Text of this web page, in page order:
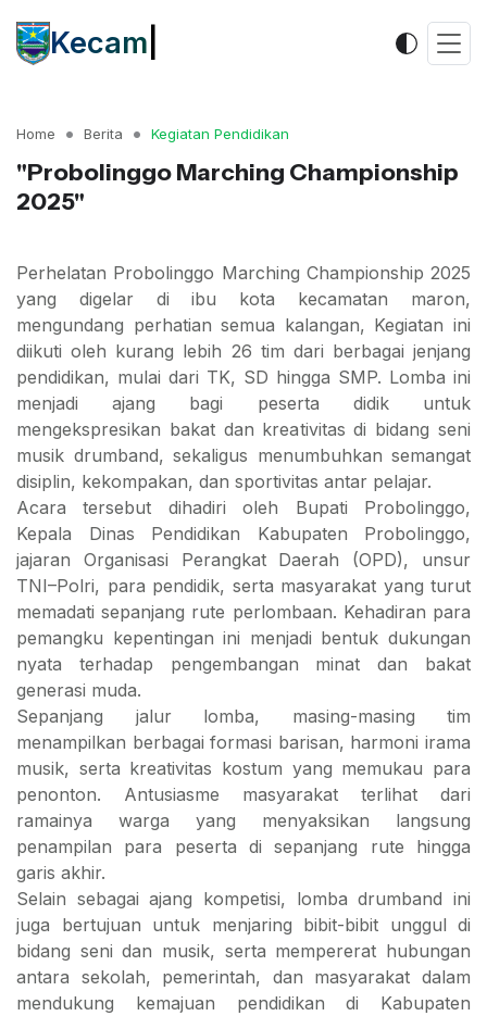
Kecamata
Home Berita Kegiatan Pendidikan
"Probolinggo Marching Championship
2025"
Perhelatan Probolinggo Marching Championship 2025
yang digelar di ibu kota kecamatan maron,
mengundang perhatian semua kalangan, Kegiatan ini
diikuti oleh kurang lebih 26 tim dari berbagai jenjang
pendidikan, mulai dari TK, SD hingga SMP. Lomba ini
menjadi ajang bagi peserta didik untuk
mengekspresikan bakat dan kreativitas di bidang seni
musik drumband, sekaligus menumbuhkan semangat
disiplin, kekompakan, dan sportivitas antar pelajar.
Acara tersebut dihadiri oleh Bupati Probolinggo,
Kepala Dinas Pendidikan Kabupaten Probolinggo,
jajaran Organisasi Perangkat Daerah (OPD), unsur
TNI–Polri, para pendidik, serta masyarakat yang turut
memadati sepanjang rute perlombaan. Kehadiran para
pemangku kepentingan ini menjadi bentuk dukungan
nyata terhadap pengembangan minat dan bakat
generasi muda.
Sepanjang jalur lomba, masing-masing tim
menampilkan berbagai formasi barisan, harmoni irama
musik, serta kreativitas kostum yang memukau para
penonton. Antusiasme masyarakat terlihat dari
ramainya warga yang menyaksikan langsung
penampilan para peserta di sepanjang rute hingga
garis akhir.
Selain sebagai ajang kompetisi, lomba drumband ini
juga bertujuan untuk menjaring bibit-bibit unggul di
bidang seni dan musik, serta mempererat hubungan
antara sekolah, pemerintah, dan masyarakat dalam
mendukung kemajuan pendidikan di Kabupaten